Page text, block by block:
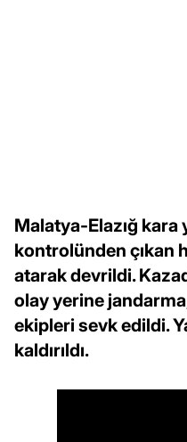
Malatya-Elazığ
kontrolünden çıkan
atarak devrildi.
olay yerine
ekipleri sevk edildi.
kaldırıldı.